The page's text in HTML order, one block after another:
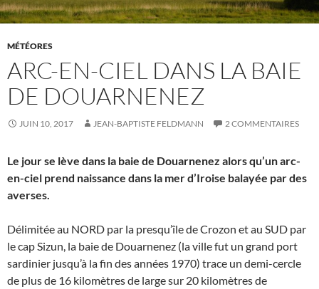
MÉTÉORES
ARC-EN-CIEL DANS LA BAIE
DE DOUARNENEZ
JUIN 10, 2017 JEAN-BAPTISTE FELDMANN 2 COMMENTAIRES
Le jour se lève dans la baie de Douarnenez alors qu’un arc-
en-ciel prend naissance dans la mer d’Iroise balayée par des
averses.
Délimitée au NORD par la presqu’île de Crozon et au SUD par
le cap Sizun, la baie de Douarnenez (la ville fut un grand port
sardinier jusqu’à la fin des années 1970) trace un demi-cercle
de plus de 16 kilomètres de large sur 20 kilomètres de